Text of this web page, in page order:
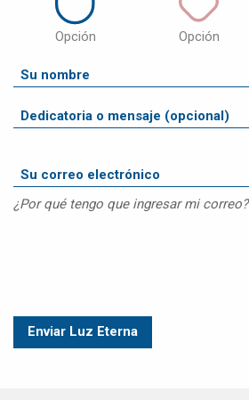
Opción Opción
¿Por qué tengo que ingresar mi correo?